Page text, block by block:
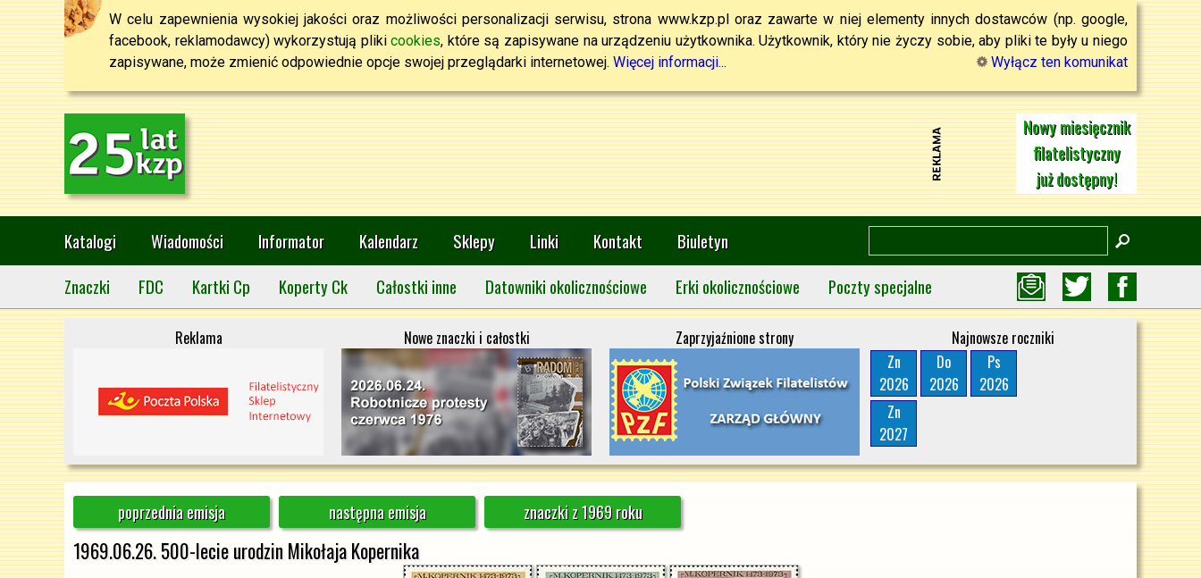
W celu zapewnienia wysokiej jakości oraz możliwości personalizacji serwisu, strona www.kzp.pl oraz zawarte w niej elementy innych dostawców (np. google,
facebook, reklamodawcy) wykorzystują plikicookies, które są zapisywane na urządzeniu użytkownika. Użytkownik, który nie życzy sobie, aby pliki te były u niego
zapisywane, może zmienić odpowiednie opcje swojej przeglądarki internetowej. Więcej informacji... Wyłącz ten komunikat
Nowy miesięcznik
filatelistyczny
już dostępny!
Katalogi Wiadomości Informator Kalendarz Sklepy Linki Kontakt
Biuletyn
Znaczki
FDC Kartki Cp Koperty Ck Całostki inne Datowniki okolicznościowe Erki okolicznościowe Poczty specjalne
Reklama Nowe znaczki i całostki Zaprzyjaźnione strony
Najnowsze roczniki
Zn
2026
Do
2026
Ps
2026
Zn
2027
poprzednia emisja następna emisja znaczki z 1969 roku
1969.06.26. 500-lecie urodzin Mikołaja Kopernika